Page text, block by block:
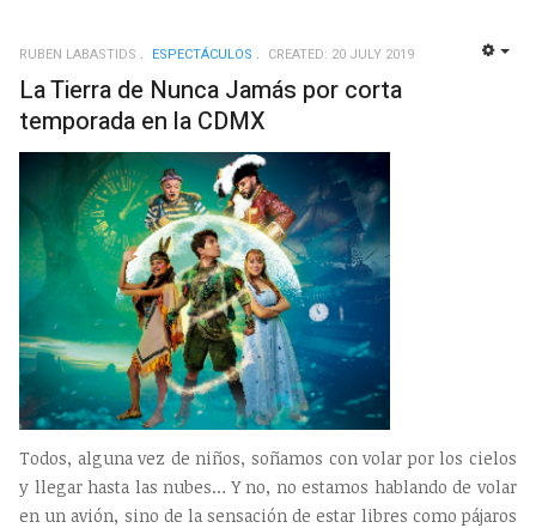
RUBEN LABASTIDS ESPECTÁCULOS CREATED: 20 JULY 2019
La Tierra de Nunca Jamás por corta
temporada en la CDMX
Todos, alguna vez de niños, soñamos con volar por los cielos
y llegar hasta las nubes… Y no, no estamos hablando de volar
en un avión, sino de la sensación de estar libres como pájaros